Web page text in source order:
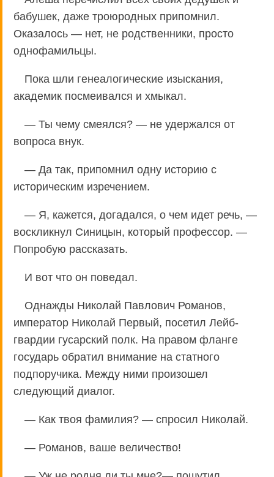
бабушек, даже троюродных припомнил.
Оказалось — нет, не родственники, просто
однофамильцы.
Пока шли генеалогические изыскания,
академик посмеивался и хмыкал.
— Ты чему смеялся? — не удержался от
вопроса внук.
— Да так, припомнил одну историю с
историческим изречением.
— Я, кажется, догадался, о чем идет речь, —
воскликнул Синицын, который профессор. —
Попробую рассказать.
И вот что он поведал.
Однажды Николай Павлович Романов,
император Николай Первый, посетил Лейб-
гвардии гусарский полк. На правом фланге
государь обратил внимание на статного
подпоручика. Между ними произошел
следующий диалог.
— Как твоя фамилия? — спросил Николай.
— Романов, ваше величество!